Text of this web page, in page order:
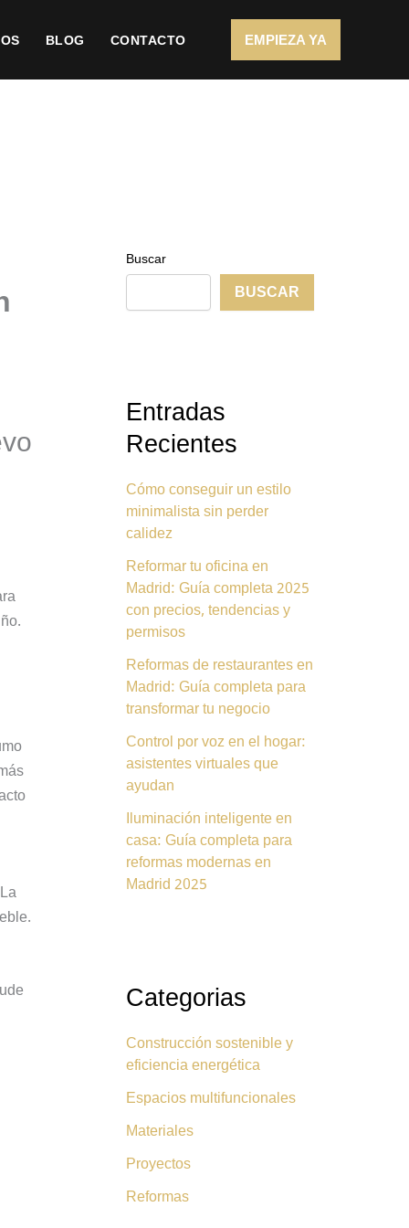
BLOG CONTACTO EMPIEZA YA
Buscar
BUSCAR
Entradas
Recientes
Cómo conseguir un estilo
minimalista sin perder
calidez
Reformar tu oficina en
Madrid: Guía completa 2025
con precios, tendencias y
permisos
Reformas de restaurantes en
Madrid: Guía completa para
transformar tu negocio
Control por voz en el hogar:
asistentes virtuales que
ayudan
Iluminación inteligente en
casa: Guía completa para
reformas modernas en
Madrid 2025
Categorias
Construcción sostenible y
eficiencia energética
Espacios multifuncionales
Materiales
Proyectos
Reformas